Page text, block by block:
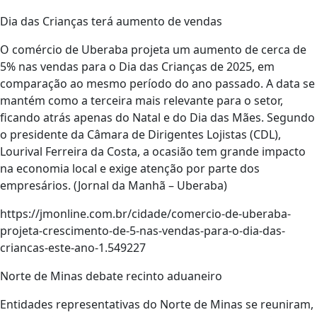
Dia das Crianças terá aumento de vendas
O comércio de Uberaba projeta um aumento de cerca de
5% nas vendas para o Dia das Crianças de 2025, em
comparação ao mesmo período do ano passado. A data se
mantém como a terceira mais relevante para o setor,
ficando atrás apenas do Natal e do Dia das Mães. Segundo
o presidente da Câmara de Dirigentes Lojistas (CDL),
Lourival Ferreira da Costa, a ocasião tem grande impacto
na economia local e exige atenção por parte dos
empresários. (Jornal da Manhã – Uberaba)
https://jmonline.com.br/cidade/comercio-de-uberaba-
projeta-crescimento-de-5-nas-vendas-para-o-dia-das-
criancas-este-ano-1.549227
Norte de Minas debate recinto aduaneiro
Entidades representativas do Norte de Minas se reuniram,